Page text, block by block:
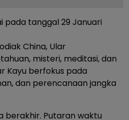
pada tanggal 29 Januari
China, Ular
misteri, meditasi, dan
Kayu berfokus pada
dan perencanaan jangka
berakhir. Putaran waktu